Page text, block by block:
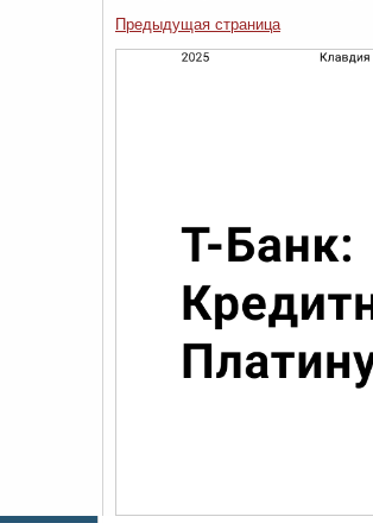
Предыдущая страница